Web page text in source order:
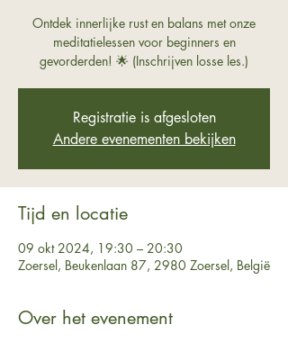
Ontdek innerlijke rust en balans met onze
meditatielessen voor beginners en
gevorderden! 🌟 (Inschrijven losse les.)
Registratie is afgesloten
Andere evenementen bekijken
Tijd en locatie
09 okt 2024, 19:30 – 20:30
Zoersel, Beukenlaan 87, 2980 Zoersel, België
Over het evenement